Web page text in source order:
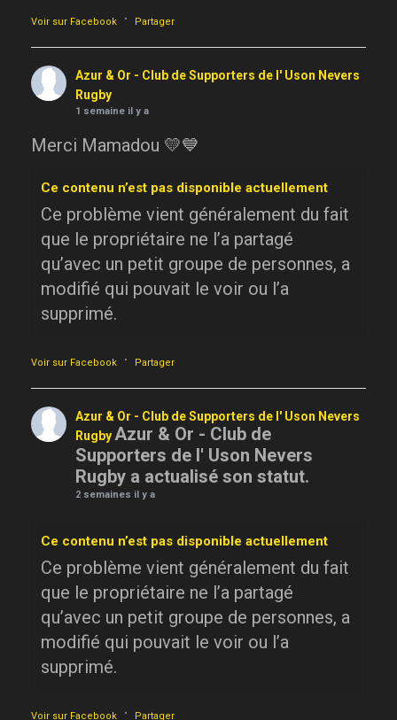
Voir sur Facebook · Partager
Azur & Or - Club de Supporters de l' Uson Nevers
Rugby
1 semaine il y a
Merci Mamadou 💛💙
Ce contenu n’est pas disponible actuellement
Ce problème vient généralement du fait
que le propriétaire ne l’a partagé
qu’avec un petit groupe de personnes, a
modifié qui pouvait le voir ou l’a
supprimé.
Voir sur Facebook · Partager
Azur & Or - Club de Supporters de l' Uson Nevers
RugbyAzur & Or - Club de
Supporters de l' Uson Nevers
Rugby a actualisé son statut.
2 semaines il y a
Ce contenu n’est pas disponible actuellement
Ce problème vient généralement du fait
que le propriétaire ne l’a partagé
qu’avec un petit groupe de personnes, a
modifié qui pouvait le voir ou l’a
supprimé.
Voir sur Facebook · Partager